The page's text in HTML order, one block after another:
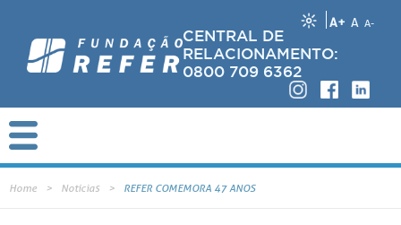
A+ A A-
CENTRAL DE
RELACIONAMENTO:
0800 709 6362
Home Notícias REFER COMEMORA 47 ANOS